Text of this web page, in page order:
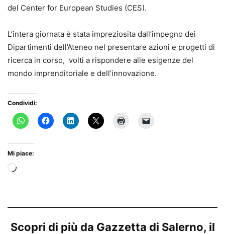
del Center for European Studies (CES).
L’intera giornata è stata impreziosita dall’impegno dei
Dipartimenti dell’Ateneo nel presentare azioni e progetti di
ricerca in corso, volti a rispondere alle esigenze del
mondo imprenditoriale e dell’innovazione.
Condividi:
Mi piace:
Caricamento
Scopri di più da Gazzetta di Salerno, il